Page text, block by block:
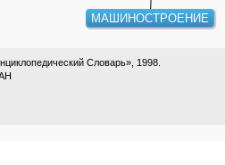
МАШИНОСТРОЕНИЕ
Словарь», 1998.